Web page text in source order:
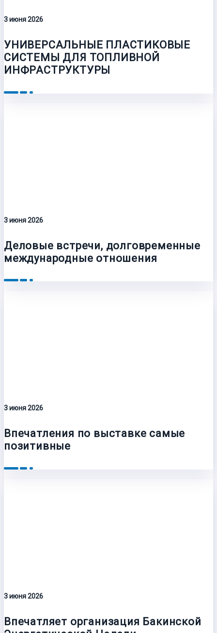
3 июня 2026
УНИВЕРСАЛЬНЫЕ ПЛАСТИКОВЫЕ
СИСТЕМЫ ДЛЯ ТОПЛИВНОЙ
ИНФРАСТРУКТУРЫ
3 июня 2026
Деловые встречи, долговременные
международные отношения
3 июня 2026
Впечатления по выставке самые
позитивные
3 июня 2026
Впечатляет организация Бакинской